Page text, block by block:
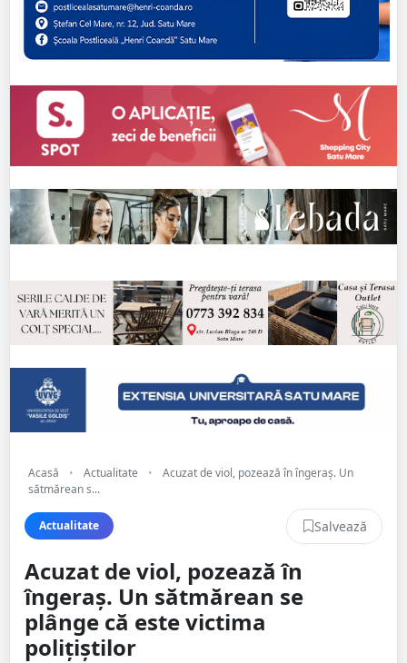
Acasă • Actualitate •
Acuzat de viol, pozează în îngeraș. Un
sătmărean s...
Actualitate Salvează
Acuzat de viol, pozează în
îngeraș. Un sătmărean se
plânge că este victima
polițiștilor